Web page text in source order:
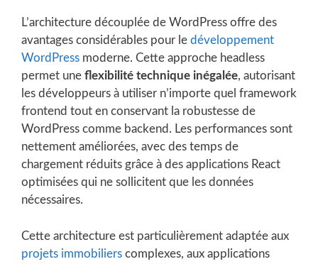
L’architecture découplée de WordPress offre des
avantages considérables pour le développement
WordPress moderne. Cette approche headless
permet une flexibilité technique inégalée, autorisant
les développeurs à utiliser n’importe quel framework
frontend tout en conservant la robustesse de
WordPress comme backend. Les performances sont
nettement améliorées, avec des temps de
chargement réduits grâce à des applications React
optimisées qui ne sollicitent que les données
nécessaires.
Cette architecture est particulièrement adaptée aux
projets immobiliers complexes, aux applications